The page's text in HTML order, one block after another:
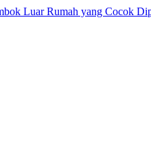
Luar Rumah yang Cocok